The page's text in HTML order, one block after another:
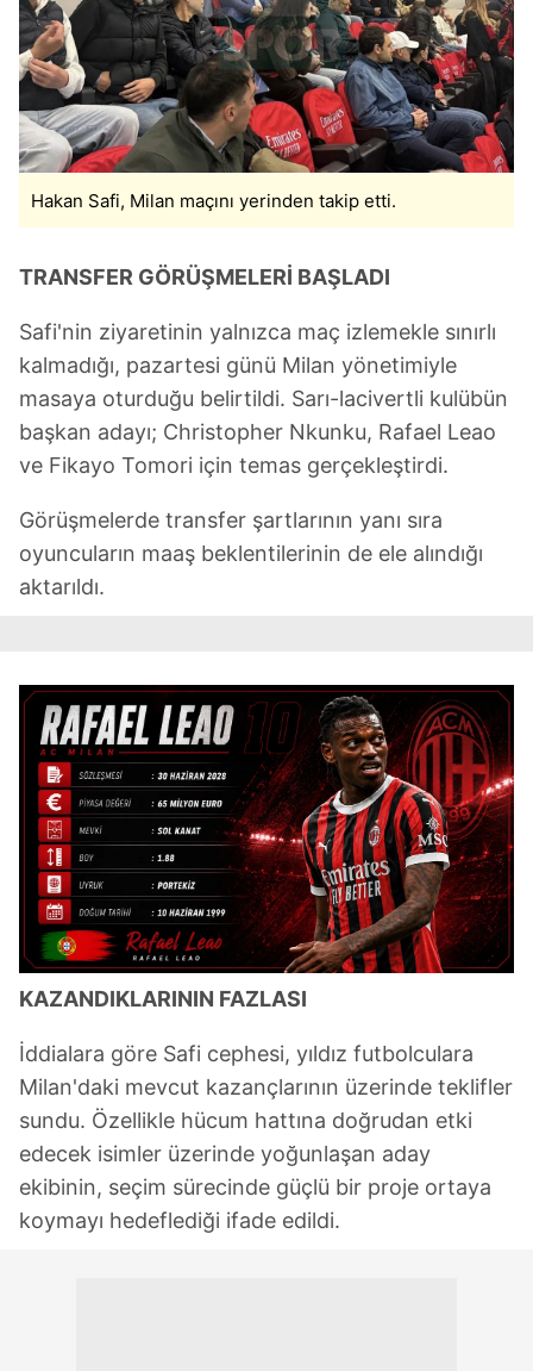
Hakan Safi, Milan maçını yerinden takip etti.
TRANSFER GÖRÜŞMELERİ BAŞLADI
Safi'nin ziyaretinin yalnızca maç izlemekle sınırlı
kalmadığı, pazartesi günü Milan yönetimiyle
masaya oturduğu belirtildi. Sarı-lacivertli kulübün
başkan adayı; Christopher Nkunku, Rafael Leao
ve Fikayo Tomori için temas gerçekleştirdi.
Görüşmelerde transfer şartlarının yanı sıra
oyuncuların maaş beklentilerinin de ele alındığı
aktarıldı.
KAZANDIKLARININ FAZLASI
İddialara göre Safi cephesi, yıldız futbolculara
Milan'daki mevcut kazançlarının üzerinde teklifler
sundu. Özellikle hücum hattına doğrudan etki
edecek isimler üzerinde yoğunlaşan aday
ekibinin, seçim sürecinde güçlü bir proje ortaya
koymayı hedeflediği ifade edildi.